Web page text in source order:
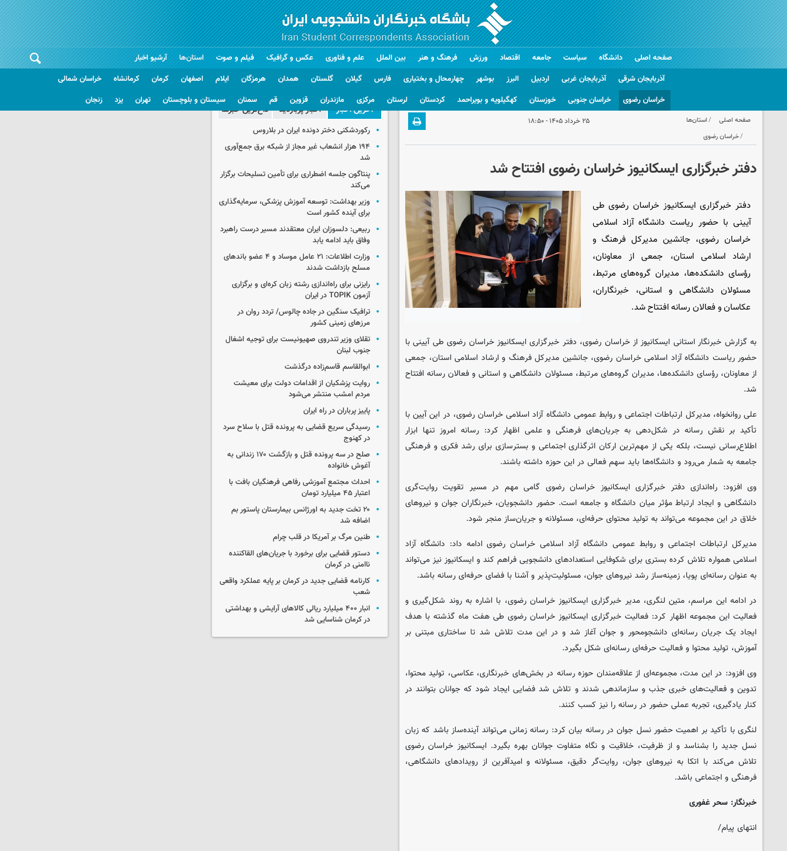
صفحه اصلی دانشگاه سیاست جامعه اقتصاد ورزش فرهنگ و هنر بین الملل علم و فناوری عکس و گرافیک فیلم و صوت
استان‌ها
آذربایجان شرقی
آذربایجان غربی اردبیل البرز بوشهر چهارمحال و بختیاری فارس گیلان گلستان همدان هرمزگان ایلام اصفهان کرمان کرمانشاه
خراسان شمالی
خراسان رضوی
خراسان جنوبی خوزستان کهگیلویه و بویراحمد کردستان لرستان مرکزی مازندران قزوین قم سمنان سیستان و بلوچستان تهران یزد زنجان
آرشیو اخبار
صفحه اصلی
استان‌ها
خراسان رضوی
۲۵ خرداد ۱۴۰۵ - ۱۸:۵۰
دفتر خبرگزاری ایسکانیوز خراسان رضوی افتتاح شد
دفتر خبرگزاری ایسکانیوز خراسان رضوی طی
آیینی با حضور ریاست دانشگاه آزاد اسلامی
خراسان رضوی، جانشین مدیرکل فرهنگ و
ارشاد اسلامی استان، جمعی از معاونان،
رؤسای دانشکده‌ها، مدیران گروه‌های مرتبط،
مسئولان دانشگاهی و استانی، خبرنگاران،
عکاسان و فعالان رسانه افتتاح شد.
به گزارش خبرنگار استانی ایسکانیوز از خراسان رضوی، دفتر خبرگزاری ایسکانیوز خراسان رضوی طی آیینی با
حضور ریاست دانشگاه آزاد اسلامی خراسان رضوی، جانشین مدیرکل فرهنگ و ارشاد اسلامی استان، جمعی
از معاونان، رؤسای دانشکده‌ها، مدیران گروه‌های مرتبط، مسئولان دانشگاهی و استانی و فعالان رسانه افتتاح
شد.
علی روانخواه، مدیرکل ارتباطات اجتماعی و روابط عمومی دانشگاه آزاد اسلامی خراسان رضوی، در این آیین با
تأکید بر نقش رسانه در شکل‌دهی به جریان‌های فرهنگی و علمی اظهار کرد: رسانه امروز تنها ابزار
اطلاع‌رسانی نیست، بلکه یکی از مهم‌ترین ارکان اثرگذاری اجتماعی و بسترسازی برای رشد فکری و فرهنگی
جامعه به شمار می‌رود و دانشگاه‌ها باید سهم فعالی در این حوزه داشته باشند.
وی افزود: راه‌اندازی دفتر خبرگزاری ایسکانیوز خراسان رضوی گامی مهم در مسیر تقویت روایت‌گری
دانشگاهی و ایجاد ارتباط مؤثر میان دانشگاه و جامعه است. حضور دانشجویان، خبرنگاران جوان و نیروهای
خلاق در این مجموعه می‌تواند به تولید محتوای حرفه‌ای، مسئولانه و جریان‌ساز منجر شود.
مدیرکل ارتباطات اجتماعی و روابط عمومی دانشگاه آزاد اسلامی خراسان رضوی ادامه داد: دانشگاه آزاد
اسلامی همواره تلاش کرده بستری برای شکوفایی استعدادهای دانشجویی فراهم کند و ایسکانیوز نیز می‌تواند
به عنوان رسانه‌ای پویا، زمینه‌ساز رشد نیروهای جوان، مسئولیت‌پذیر و آشنا با فضای حرفه‌ای رسانه باشد.
در ادامه این مراسم، متین لنگری، مدیر خبرگزاری ایسکانیوز خراسان رضوی، با اشاره به روند شکل‌گیری و
فعالیت این مجموعه اظهار کرد: فعالیت خبرگزاری ایسکانیوز خراسان رضوی طی هفت ماه گذشته با هدف
ایجاد یک جریان رسانه‌ای دانشجومحور و جوان آغاز شد و در این مدت تلاش شد تا ساختاری مبتنی بر
آموزش، تولید محتوا و فعالیت حرفه‌ای رسانه‌ای شکل بگیرد.
وی افزود: در این مدت، مجموعه‌ای از علاقه‌مندان حوزه رسانه در بخش‌های خبرنگاری، عکاسی، تولید محتوا،
تدوین و فعالیت‌های خبری جذب و سازماندهی شدند و تلاش شد فضایی ایجاد شود که جوانان بتوانند در
کنار یادگیری، تجربه عملی حضور در رسانه را نیز کسب کنند.
لنگری با تأکید بر اهمیت حضور نسل جوان در رسانه بیان کرد: رسانه زمانی می‌تواند آینده‌ساز باشد که زبان
نسل جدید را بشناسد و از ظرفیت، خلاقیت و نگاه متفاوت جوانان بهره بگیرد. ایسکانیوز خراسان رضوی
تلاش می‌کند با اتکا به نیروهای جوان، روایت‌گر دقیق، مسئولانه و امیدآفرین از رویدادهای دانشگاهی،
فرهنگی و اجتماعی باشد.
خبرنگار: سحر غفوری
انتهای پیام/
آخرین اخبار اخبار پربازدید داغ‌ترین خبرها
رکوردشکنی دختر دونده ایران در بلاروس
۱۹۴ هزار انشعاب غیر مجاز از شبکه برق جمع‌آوری
شد
پنتاگون جلسه اضطراری برای تأمین تسلیحات برگزار
می‌کند
وزیر بهداشت: توسعه آموزش پزشکی، سرمایه‌گذاری
برای آینده کشور است
ربیعی: دلسوزان ایران معتقدند مسیر درست راهبرد
وفاق باید ادامه یابد
وزارت اطلاعات: ۲۱ عامل موساد و ۴ عضو باندهای
مسلح بازداشت شدند
رایزنی برای راه‌اندازی رشته زبان کره‌ای و برگزاری
آزمون TOPIK در ایران
ترافیک سنگین در جاده چالوس/ تردد روان در
مرزهای زمینی کشور
تقلای وزیر تندروی صهیونیست برای توجیه اشغال
جنوب لبنان
ابوالقاسم قاسم‌زاده درگذشت
روایت پزشکیان از اقدامات دولت برای معیشت
مردم امشب منتشر می‌شود
پاییز پرباران در راه ایران
رسیدگی سریع قضایی به پرونده قتل با سلاح سرد
در کهنوج
صلح در سه پرونده قتل و بازگشت ۱۷۰ زندانی به
آغوش خانواده
احداث مجتمع آموزشی رفاهی فرهنگیان بافت با
اعتبار ۴۵ میلیارد تومان
۲۰ تخت جدید به اورژانس بیمارستان پاستور بم
اضافه شد
طنین مرگ بر آمریکا در قلب چرام
دستور قضایی برای برخورد با جریان‌های القاکننده
ناامنی در کرمان
کارنامه قضایی جدید در کرمان بر پایه عملکرد واقعی
شعب
انبار ۴۰۰ میلیارد ریالی کالاهای آرایشی و بهداشتی
در کرمان شناسایی شد